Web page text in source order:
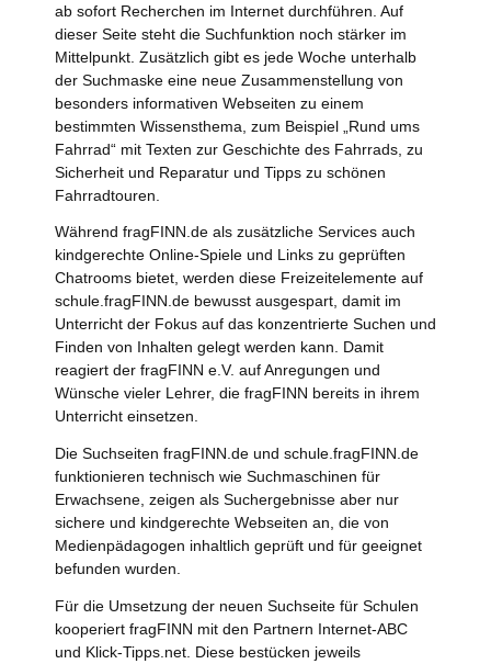
ab sofort Recherchen im Internet durchführen. Auf
dieser Seite steht die Suchfunktion noch stärker im
Mittelpunkt. Zusätzlich gibt es jede Woche unterhalb
der Suchmaske eine neue Zusammenstellung von
besonders informativen Webseiten zu einem
bestimmten Wissensthema, zum Beispiel „Rund ums
Fahrrad“ mit Texten zur Geschichte des Fahrrads, zu
Sicherheit und Reparatur und Tipps zu schönen
Fahrradtouren.
Während fragFINN.de als zusätzliche Services auch
kindgerechte Online-Spiele und Links zu geprüften
Chatrooms bietet, werden diese Freizeitelemente auf
schule.fragFINN.de bewusst ausgespart, damit im
Unterricht der Fokus auf das konzentrierte Suchen und
Finden von Inhalten gelegt werden kann. Damit
reagiert der fragFINN e.V. auf Anregungen und
Wünsche vieler Lehrer, die fragFINN bereits in ihrem
Unterricht einsetzen.
Die Suchseiten fragFINN.de und schule.fragFINN.de
funktionieren technisch wie Suchmaschinen für
Erwachsene, zeigen als Suchergebnisse aber nur
sichere und kindgerechte Webseiten an, die von
Medienpädagogen inhaltlich geprüft und für geeignet
befunden wurden.
Für die Umsetzung der neuen Suchseite für Schulen
kooperiert fragFINN mit den Partnern Internet-ABC
und Klick-Tipps.net. Diese bestücken jeweils